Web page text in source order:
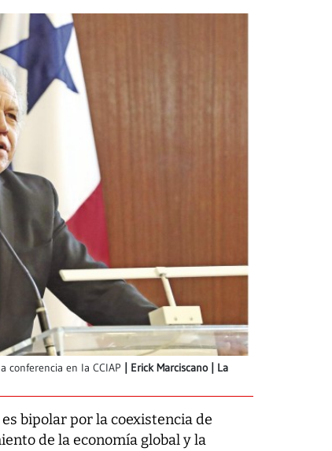
conferencia en la CCIAP
Erick Marciscano | La
bipolar por la coexistencia de
de la economía global y la